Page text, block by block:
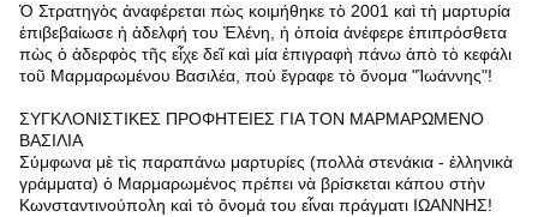
Ὁ Στρατηγὸς ἀναφέρεται πὼς κοιμήθηκε τὸ 2001 καὶ τὴ μαρτυρία
ἐπιβεβαίωσε ἡ ἀδελφή του Ἑλένη, ἡ ὁποία ἀνέφερε ἐπιπρόσθετα
πὼς ὁ ἀδερφὸς τῆς εἶχε δεῖ καὶ μία ἐπιγραφὴ πάνω ἀπὸ τὸ κεφάλι
τοῦ Μαρμαρωμένου Βασιλέα, ποὺ ἔγραφε τὸ ὄνομα "Ἰωάννης"!
ΣΥΓΚΛΟΝΙΣΤΙΚΕΣ ΠΡΟΦΗΤΕΙΕΣ ΓΙΑ ΤΟΝ ΜΑΡΜΑΡΩΜΕΝΟ
ΒΑΣΙΛΙΑ
Σύμφωνα μὲ τὶς παραπάνω μαρτυρίες (πολλὰ στενάκια - ἑλληνικὰ
γράμματα) ὁ Μαρμαρωμένος πρέπει νὰ βρίσκεται κάπου στὴν
Κωνσταντινούπολη καὶ τὸ ὄνομά του εἶναι πράγματι ΙΩΑΝΝΗΣ!